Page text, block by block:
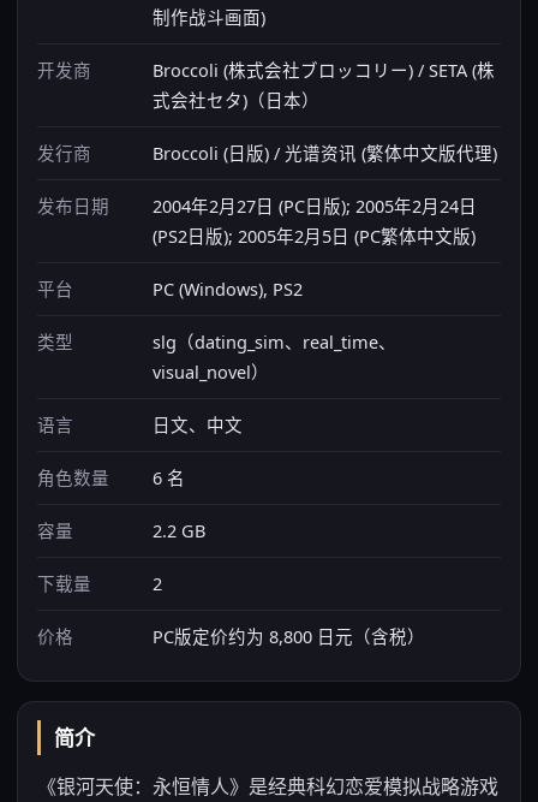
制作战斗画面)
开发商
Broccoli (株式会社ブロッコリー) / SETA (株
式会社セタ)（日本）
发行商 Broccoli (日版) / 光谱资讯 (繁体中文版代理)
发布日期
2004年2月27日 (PC日版); 2005年2月24日
(PS2日版); 2005年2月5日 (PC繁体中文版)
平台 PC (Windows), PS2
类型
slg（dating_sim、real_time、
visual_novel）
语言 日文、中文
角色数量 6 名
容量 2.2 GB
下载量 2
价格 PC版定价约为 8,800 日元（含税）
简介
《银河天使：永恒情人》是经典科幻恋爱模拟战略游戏